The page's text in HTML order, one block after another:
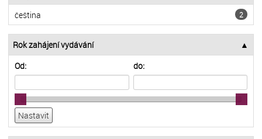
čeština
2
Rok zahájení vydávání
Od:
do: